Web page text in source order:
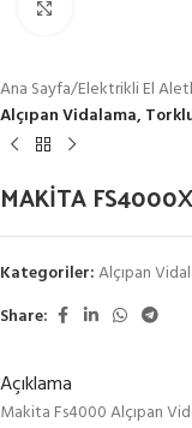
Ana Sayfa Elektrikli El
Alçıpan Vidalama,
MAKİTA
Kategoriler:Alçıpan
Share:
Açıklama
Makita Fs4000 Alçıpan